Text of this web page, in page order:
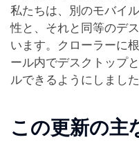
私たちは、別のモバイ
性と、それと同等のデ
います。クローラーに
ール内でデスクトップ
ルできるようにしました
この更新の主